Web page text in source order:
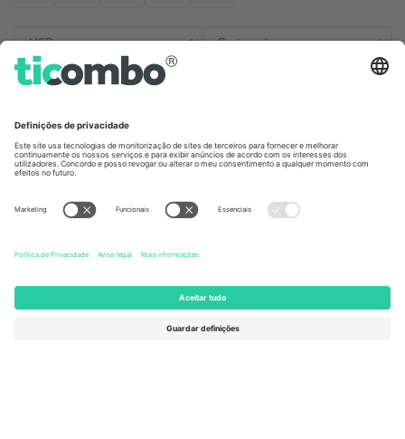
Germany
Unter den Linden 24, 10117
United Kingdom
167 City Road, London, Greater
Kingdom
United States
Newark, Delaware 19713, United
States
Engelberg, Switzerland